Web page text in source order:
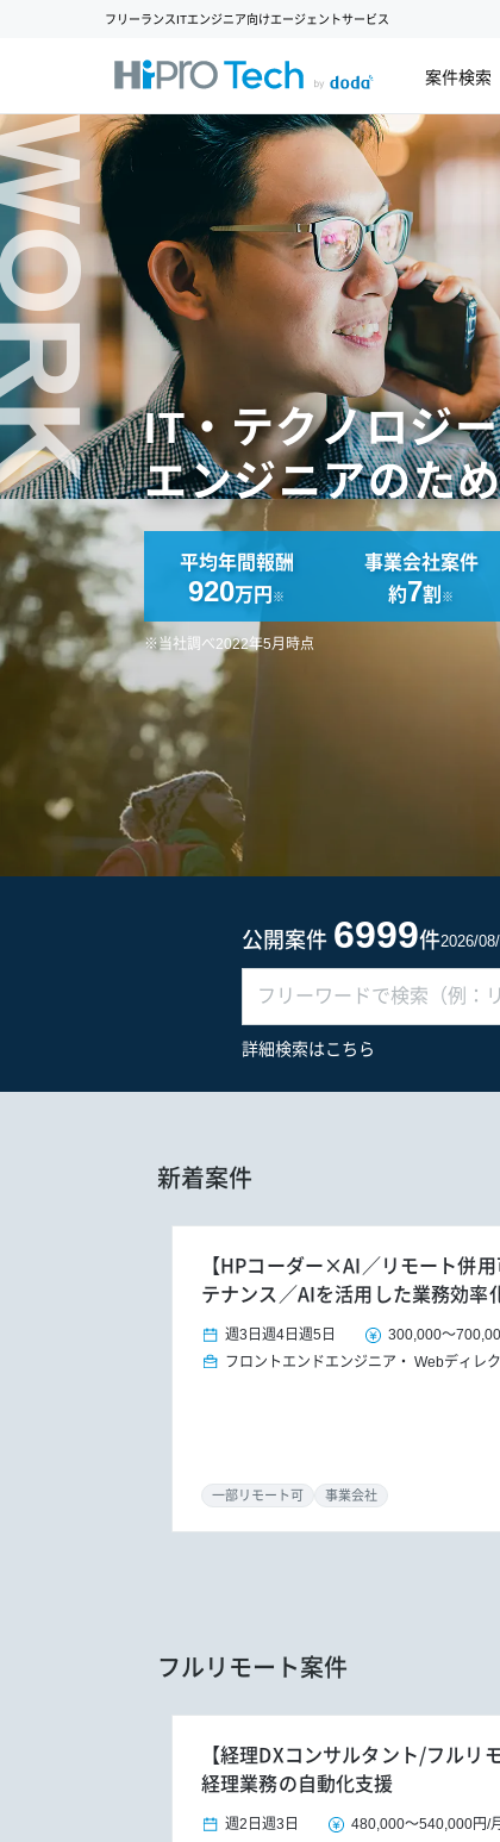
フリーランスITエンジニア向けエージェントサービス
案件検索
IT・テクノロジ
エンジニアのた
平均年間報酬
920万円 ※
事業会社案件
約7割 ※
※当社調べ2022年5月時点
公開案件 6999件2026/
詳細検索はこちら
新着案件
【HPコーダー×AI／リモート併
テナンス／AIを活用した業務効率
週3日 週4日 週5日 300,000～
フロントエンドエンジニア
Webディレ
一部リモート可 事業会社
フルリモート案件
【経理DXコンサルタント/フルリ
経理業務の自動化支援
週2日 週3日 480,000～540,000円/